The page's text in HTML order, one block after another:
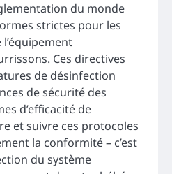
du monde
strictes pour les
Ces directives
de désinfection
de sécurité des
d’efficacité de
et suivre ces protocoles
la conformité – c’est
du système